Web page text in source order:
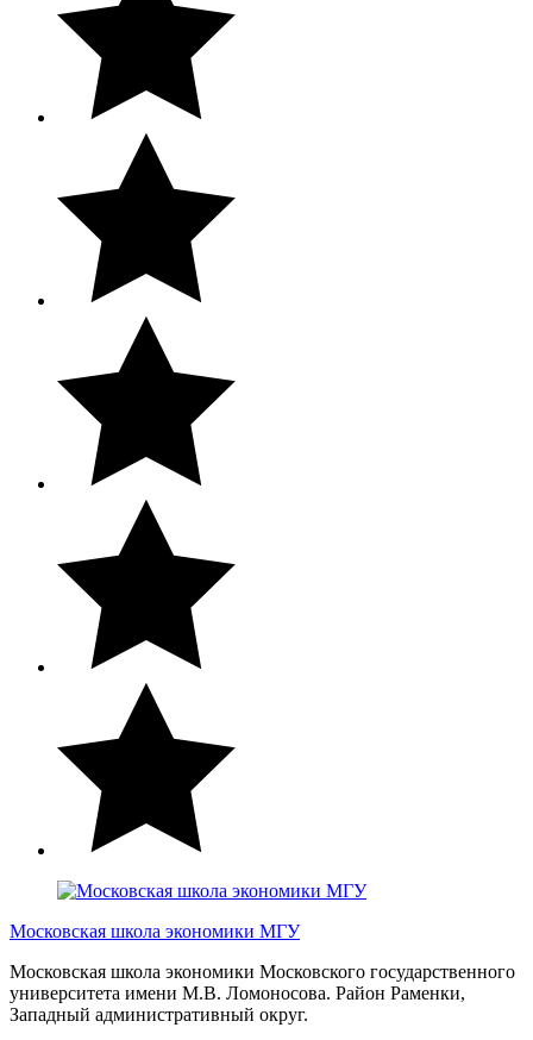
Московская школа экономики МГУ
Московская школа экономики Московского государственного
университета имени М.В. Ломоносова. Район Раменки,
Западный административный округ.